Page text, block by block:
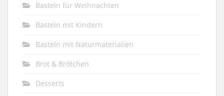
Basteln für Weihnachten
Basteln mit Kindern
Basteln mit Naturmaterialien
Brot & Brötchen
Desserts